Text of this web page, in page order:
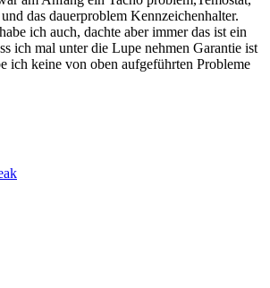
das dauerproblem Kennzeichenhalter.
ich auch, dachte aber immer das ist ein
ich mal unter die Lupe nehmen Garantie ist
ich keine von oben aufgeführten Probleme